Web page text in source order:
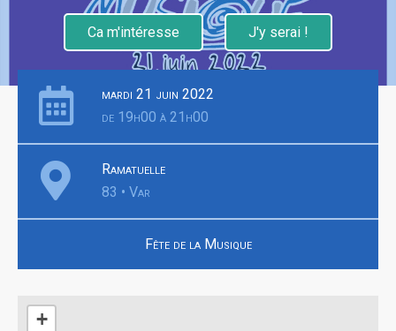
Ca m'intéresse J'y serai !
mardi 21 juin 2022
de 19h00 à 21h00
Ramatuelle
83 • Var
Fête de la Musique
+